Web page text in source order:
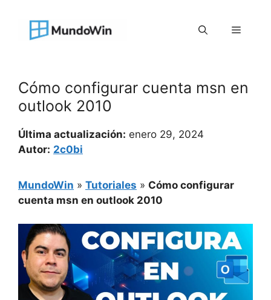
contenido
Menú
Cómo configurar cuenta msn en
outlook 2010
Última actualización: enero 29, 2024
Autor: 2c0bi
MundoWin » Tutoriales » Cómo configurar
cuenta msn en outlook 2010